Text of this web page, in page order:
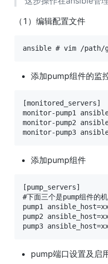
（1）编辑配置文件
ansible # vim /
添加pump组件的监
[monitored_servers]
monitor-pump1
monitor-pump2
monitor-pump3
添加pump组件
[pump_servers]
#下面三个是pump组件
pump1
pump2
pump3
pump端口设置及启